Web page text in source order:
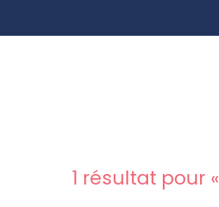
1 résultat pour «